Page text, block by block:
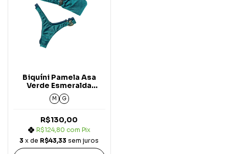
Biquíni Pamela Asa
Verde Esmeralda
Kapana
M G
R$130,00
R$124,80 com Pix
3 x de R$43,33 sem juros